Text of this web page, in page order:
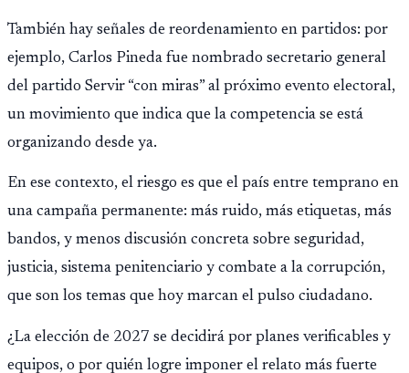
Montepío y 50 años de edad, o 20 años de servicio sin
importar edad.
También hay señales de reordenamiento en partidos: por
ejemplo, Carlos Pineda fue nombrado secretario general
del partido Servir “con miras” al próximo evento electoral,
un movimiento que indica que la competencia se está
organizando desde ya.
En ese contexto, el riesgo es que el país entre temprano en
una campaña permanente: más ruido, más etiquetas, más
bandos, y menos discusión concreta sobre seguridad,
justicia, sistema penitenciario y combate a la corrupción,
que son los temas que hoy marcan el pulso ciudadano.
¿La elección de 2027 se decidirá por planes verificables y
equipos, o por quién logre imponer el relato más fuerte